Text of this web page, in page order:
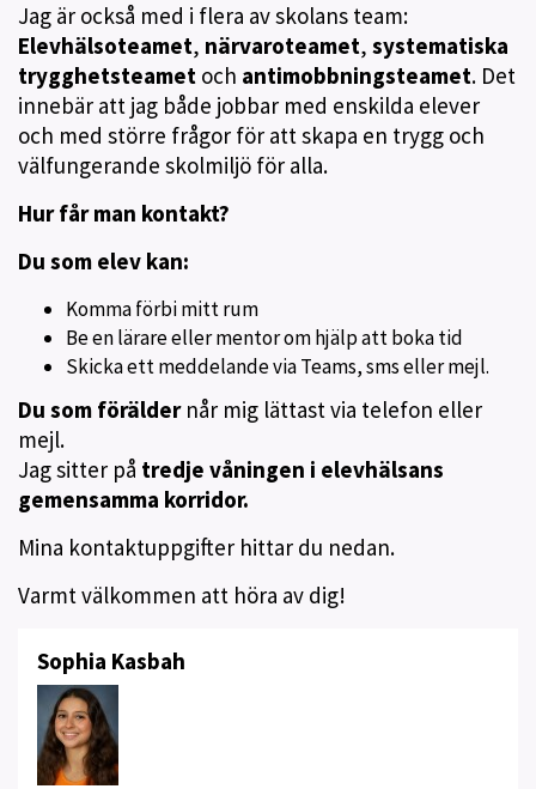
Jag är också med i flera av skolans team:
Elevhälsoteamet, närvaroteamet, systematiska
trygghetsteamet och antimobbningsteamet. Det
innebär att jag både jobbar med enskilda elever
och med större frågor för att skapa en trygg och
välfungerande skolmiljö för alla.
Hur får man kontakt?
Du som elev kan:
Komma förbi mitt rum
Be en lärare eller mentor om hjälp att boka tid
Skicka ett meddelande via Teams, sms eller mejl.
Du som föräldernår mig lättast via telefon eller
mejl.
Jag sitter på tredje våningen i elevhälsans
gemensamma korridor.
Mina kontaktuppgifter hittar du nedan.
Varmt välkommen att höra av dig!
Sophia Kasbah